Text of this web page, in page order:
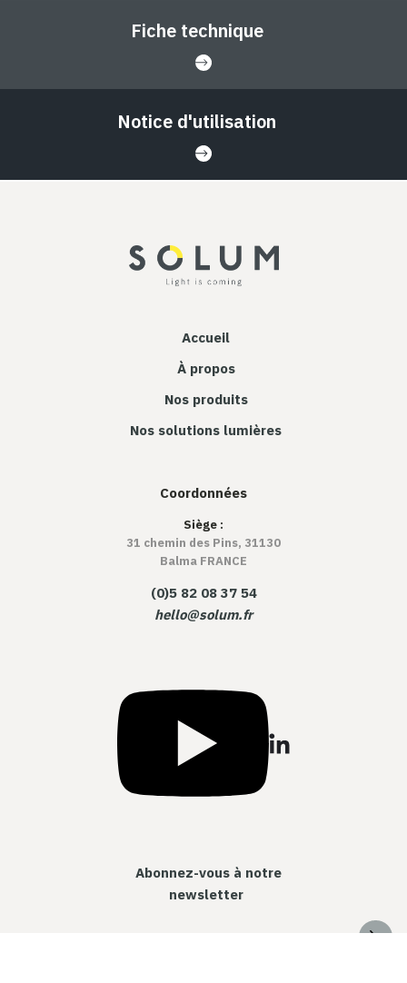
Fiche technique
Notice d'utilisation
Accueil
À propos
Nos produits
Nos solutions lumières
Coordonnées
Siège :
31 chemin des Pins, 31130
Balma FRANCE
(0)5 82 08 37 54
hello@solum.fr
Abonnez-vous à notre
newsletter